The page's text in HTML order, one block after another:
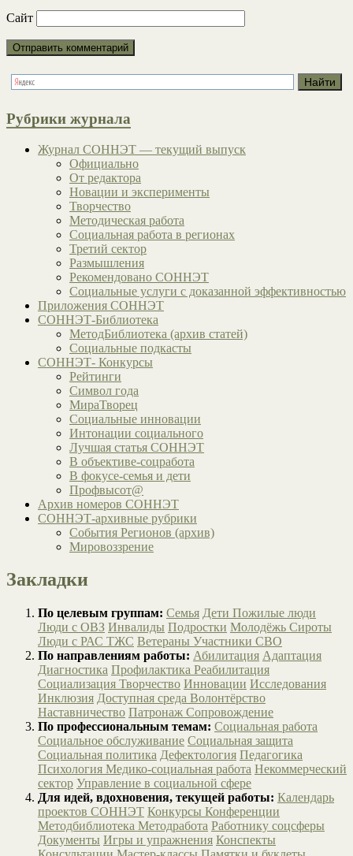
Сайт
Рубрики журнала
Журнал СОННЭТ — текущий выпуск
Официально
От редактора
Новации и эксперименты
Творчество
Методическая работа
Социальная работа в регионах
Третий сектор
Размышления
Рекомендовано СОННЭТ
Социальные услуги с доказанной эффективностью
Приложения СОННЭТ
СОННЭТ-Библиотека
МетодБиблиотека (архив статей)
Социальные подкасты
СОННЭТ- Конкурсы
Рейтинги
Символ года
МираТворец
Социальные инновации
Интонации социального
Лучшая статья СОННЭТ
В объективе-соцработа
В фокусе-семья и дети
Профвысот@
Архив номеров СОННЭТ
СОННЭТ-архивные рубрики
События Регионов (архив)
Мировоззрение
Закладки
По целевым группам: Семья Дети Пожилые люди
Люди с ОВЗ Инвалиды Подростки Молодёжь Сироты
Люди с РАС ТЖС Ветераны Участники СВО
По направлениям работы: Абилитация Адаптация
Диагностика Профилактика Реабилитация
Социализация Творчество Инновации Исследования
Инклюзия Доступная среда Волонтёрство
Наставничество Патронаж Сопровождение
По профессиональным темам: Социальная работа
Социальное обслуживание Социальная защита
Социальная политика Дефектология Педагогика
Психология Медико-социальная работа Некоммерческий
сектор Управление в социальной сфере
Для идей, вдохновения, текущей работы: Календарь
проектов СОННЭТ Конкурсы Конференции
Методбиблиотека Методработа Работнику соцсферы
Документы Игры и упражнения Конспекты